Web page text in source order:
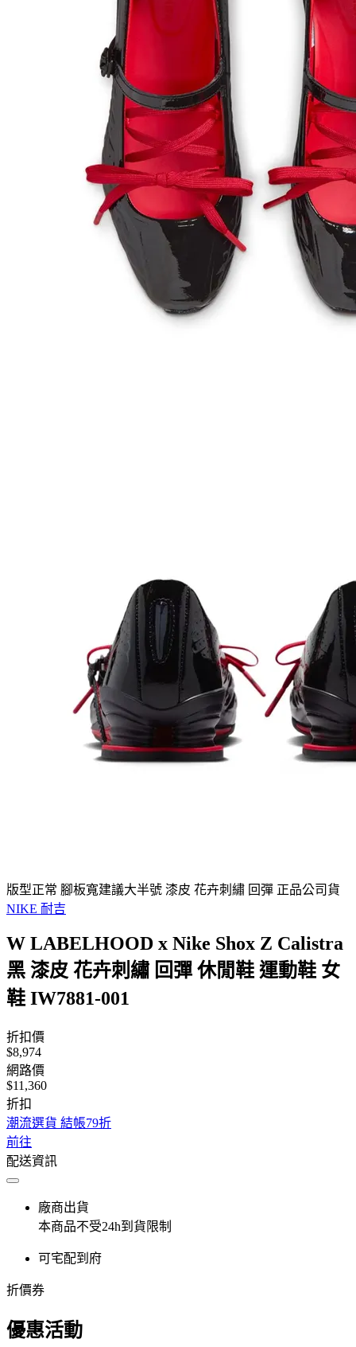
版型正常 腳板寬建議大半號 漆皮 花卉刺繡 回彈 正品公司貨
NIKE 耐吉
W LABELHOOD x Nike Shox Z Calistra
黑 漆皮 花卉刺繡 回彈 休閒鞋 運動鞋 女
鞋 IW7881-001
折扣價
$8,974
網路價
$11,360
折扣
潮流選貨 結帳79折
前往
配送資訊
廠商出貨
本商品不受24h到貨限制
可宅配到府
折價券
優惠活動